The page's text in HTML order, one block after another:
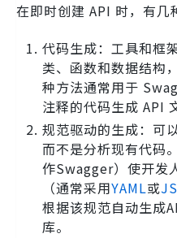
在即时创建 API 时，有几
代码生成：工具和框
类、函数和数据结构
种方法通常用于
注释的代码生成 API
规范驱动的生成：可
而不是分析现有代码。
作Swagger）使开发
（通常采用YAML或
根据该规范自动生成
库。